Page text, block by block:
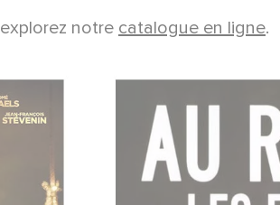
notre catalogue en ligne.